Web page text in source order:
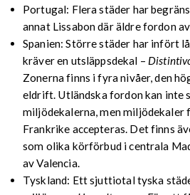
Portugal: Flera städer har
annat Lissabon där äldre fordon
Spanien: Större städer har infört
kräver en utsläppsdekal –
Zonerna finns i fyra nivåer, den
eldrift. Utländska fordon kan inte
miljödekalerna, men miljödekaler
Frankrike accepteras. Det finns
som olika körförbud i centrala
av Valencia.
Tyskland: Ett sjuttiotal tyska